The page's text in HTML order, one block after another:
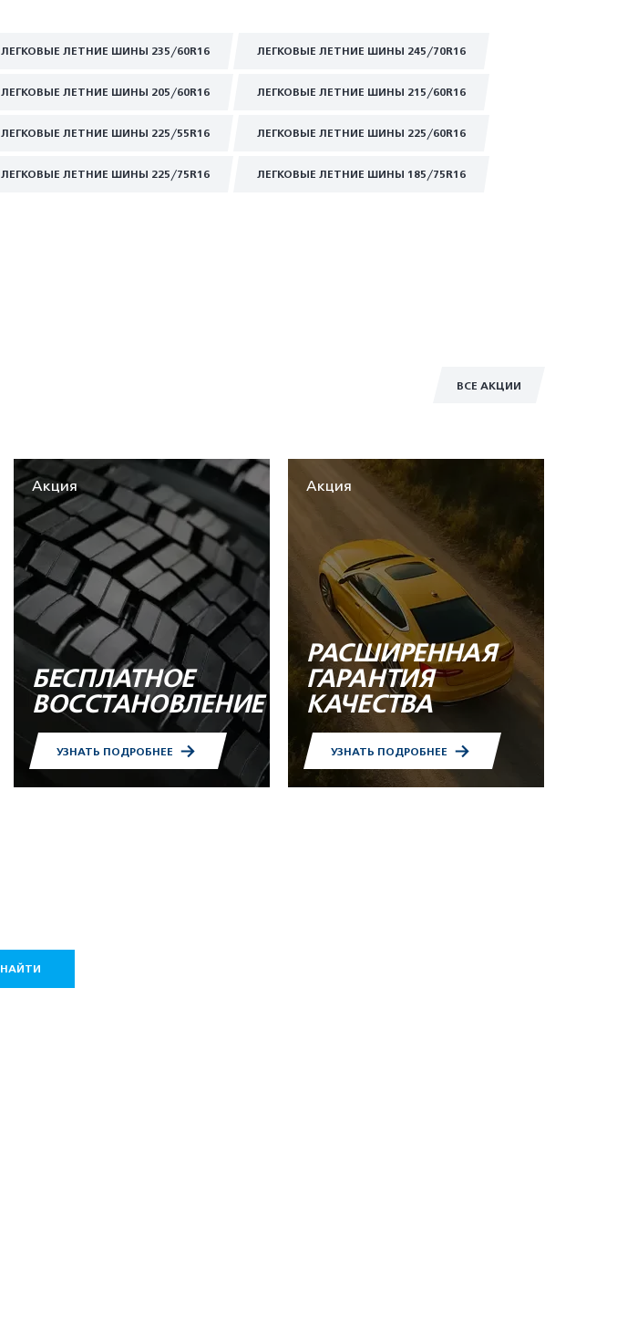
ЛЕГКОВЫЕ ЛЕТНИЕ ШИНЫ 235/60R16 ЛЕГКОВЫЕ ЛЕТНИЕ ШИНЫ 245/70R16
ЛЕГКОВЫЕ ЛЕТНИЕ ШИНЫ 205/60R16 ЛЕГКОВЫЕ ЛЕТНИЕ ШИНЫ 215/60R16
ЛЕГКОВЫЕ ЛЕТНИЕ ШИНЫ 225/55R16 ЛЕГКОВЫЕ ЛЕТНИЕ ШИНЫ 225/60R16
ЛЕГКОВЫЕ ЛЕТНИЕ ШИНЫ 225/75R16 ЛЕГКОВЫЕ ЛЕТНИЕ ШИНЫ 185/75R16
ВСЕ АКЦИИ
Акция
БЕСПЛАТНОЕ
ВОССТАНОВЛЕНИЕ
УЗНАТЬ ПОДРОБНЕЕ
Акция
РАСШИРЕННАЯ
ГАРАНТИЯ
КАЧЕСТВА
УЗНАТЬ ПОДРОБНЕЕ
НАЙТИ